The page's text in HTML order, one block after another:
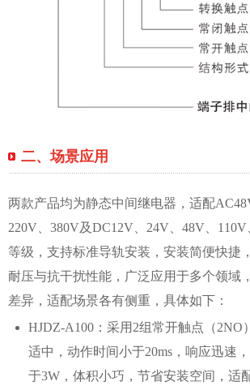
二、场景应用
两款产品均为静态中间继电器，适配
220V、380V及DC12V、24V、48V、
等级，支持标准导轨安装，安装简便快捷
耐压与抗干扰性能，广泛应用于多个领域
差异，适配场景各有侧重，具体如下：
HJDZ-A100：采用2组常开触点（2NO
适中，动作时间小于20ms，响应迅速
于3W，体积小巧，节省安装空间，适